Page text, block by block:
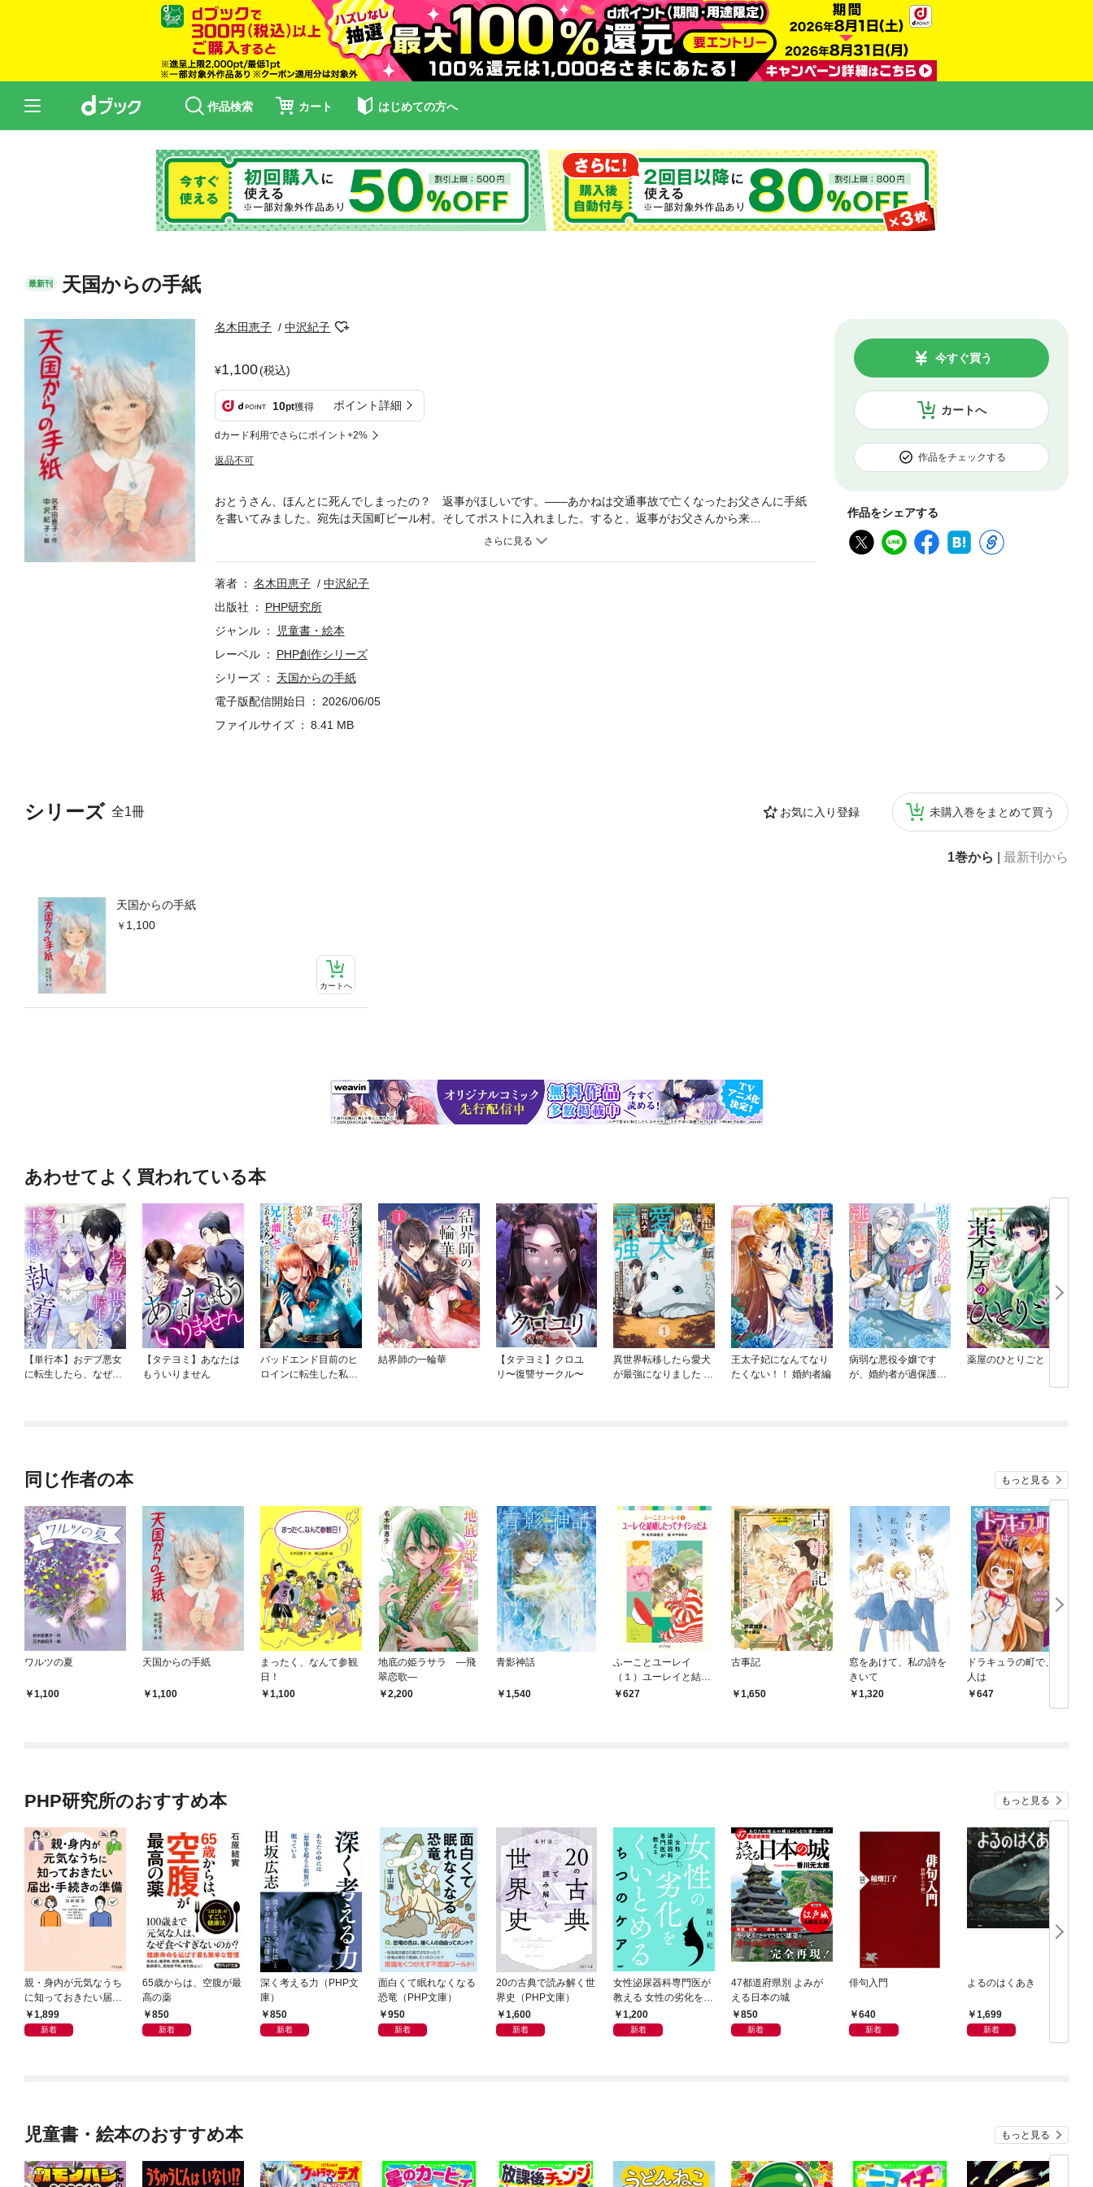
作品検索 カート はじめての方へ
最新刊 天国からの手紙
名木田恵子 中沢紀子
1,100(税込)
10pt獲得 ポイント詳細
dカード利用でさらにポイント+2%
返品不可
カートへ
今すぐ買う
作品をチェックする
作品をシェアする
シリーズ 全1冊 お気に入り登録 未購入巻をまとめて買う
1巻から 最新刊から
天国からの手紙
1,100
カートへ
おとうさん、ほんとに死んでしまったの？ 返事がほしいです。——あかねは交通事故で亡くなったお父さんに手紙
を書いてみました。宛先は天国町ビール村。そしてポストに入れました。すると、返事がお父さんから来
著者 名木田恵子
中沢紀子
出版社
PHP研究所
ジャンル
児童書・絵本
レーベル
PHP創作シリーズ
シリーズ
天国からの手紙
電子版配信開始日
2026/06/05
ファイルサイズ
8.41 MB
あわせてよく買われている本
【単行本】おデブ悪女
に転生したら、なぜか
【タテヨミ】あなたは
もういりません
バッドエンド目前のヒ
ロインに転生した私、
結界師の一輪華
【タテヨミ】クロユ
リ〜復讐サークル〜
異世界転移したら愛犬
が最強になりました ～
王太子妃になんてなり
たくない！！ 婚約者編
病弱な悪役令嬢です
が、婚約者が過保護す
薬屋のひとりごと
同じ作者の本 もっと見る
ワルツの夏
1,100
天国からの手紙
1,100
まったく、なんて参観
日！
1,100
地底の姫ラサラ ―飛
翠恋歌―
2,200
青影神話
1,540
ふーことユーレイ
（１）ユーレイと結婚
したってナイショだよ
627
古事記
1,650
窓をあけて、私の詩を
きいて
1,320
ドラキュラの町で、二
人は
647
PHP研究所のおすすめ本 もっと見る
親・身内が元気なうち
に知っておきたい届
出・手続きの準備（き
ずな出版）
1,899
新着
65歳からは、空腹が最
高の薬
850
新着
深く考える力（PHP文
庫）
850
新着
面白くて眠れなくなる
恐竜（PHP文庫）
950
新着
20の古典で読み解く世
界史（PHP文庫）
1,600
新着
女性泌尿器科専門医が
教える 女性の劣化をく
いとめる ちつのケア
1,200
新着
47都道府県別 よみが
える日本の城
850
新着
俳句入門
640
新着
よるのはくあき
1,699
新着
児童書・絵本のおすすめ本 もっと見る